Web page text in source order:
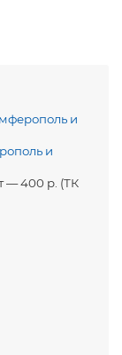
и
и
— 400 р. (ТК